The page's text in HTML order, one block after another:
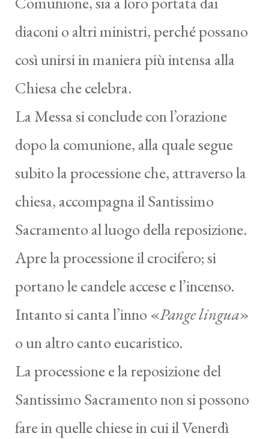
diaconi o altri ministri, perché possano
così unirsi in maniera più intensa alla
Chiesa che celebra.
La Messa si conclude con l’orazione
dopo la comunione, alla quale segue
subito la processione che, attraverso la
chiesa, accompagna il Santissimo
Sacramento al luogo della reposizione.
Apre la processione il crocifero; si
portano le candele accese e l’incenso.
Intanto si canta l’inno «Pange lingua»
o un altro canto eucaristico.
La processione e la reposizione del
Santissimo Sacramento non si possono
fare in quelle chiese in cui il Venerdì